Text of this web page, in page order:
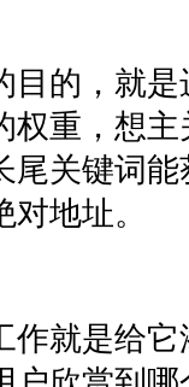
的，就是
权重，想
尾关键词
地址。
就是给它